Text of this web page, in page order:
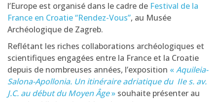
l’Europe est organisé dans le cadre de Festival de la
France en Croatie “Rendez-Vous”, au Musée
Archéologique de Zagreb.
Reflétant les riches collaborations archéologiques et
scientifiques engagées entre la France et la Croatie
depuis de nombreuses années, l’exposition « Aquileia-
Salona-Apollonia. Un itinéraire adriatique du IIe s. av.
J.C. au début du Moyen Âge» souhaite présenter au